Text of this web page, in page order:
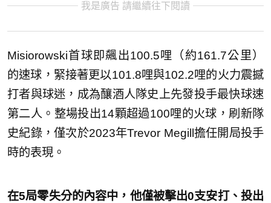
我是廣告 請繼續往下閱讀
Misiorowski首球即飆出100.5哩（約161.7公里）
的速球，緊接著更以101.8哩與102.2哩的火力震撼
打者與球迷，成為釀酒人隊史上先發投手最快球速
第二人。整場投出14顆超過100哩的火球，刷新隊
史紀錄，僅次於2023年Trevor Megill擔任開局投手
時的表現。
在5局零失分的內容中，他僅被擊出0支安打、投出